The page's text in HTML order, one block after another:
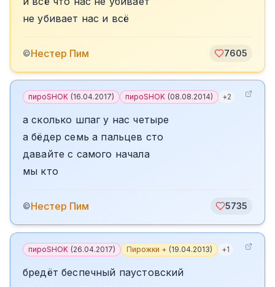
не убивает нас и всё
©️Нестер Пим 7605
пироSHOK (16.04.2017) пироSHOK (08.08.2014) +2
а сколько шпаг у нас четыре
а бёдер семь а пальцев сто
давайте с самого начала
мы кто
©️Нестер Пим 5735
пироSHOK (26.04.2017) Пирожки + (19.04.2013) +1
бредёт беспечный паустовский